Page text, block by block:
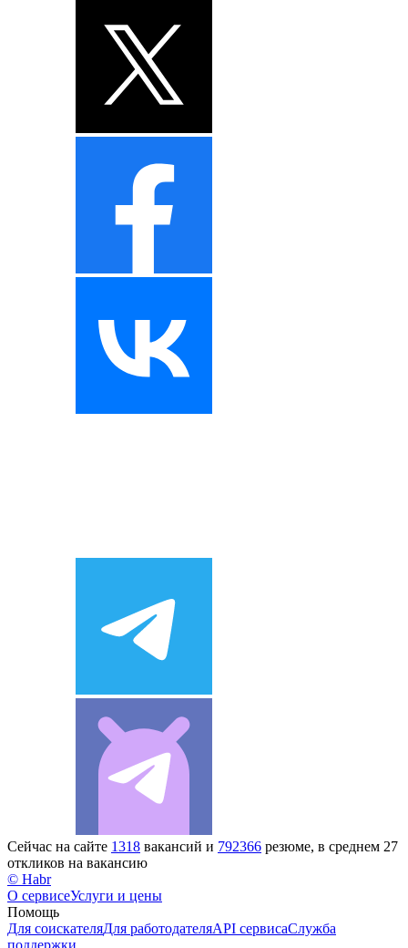
Сейчас на сайте 1318 вакансий и 792366 резюме, в среднем 27
откликов на вакансию
© Habr
О сервисеУслуги и цены
Помощь
Для соискателяДля работодателяAPI сервисаСлужба
поддержки